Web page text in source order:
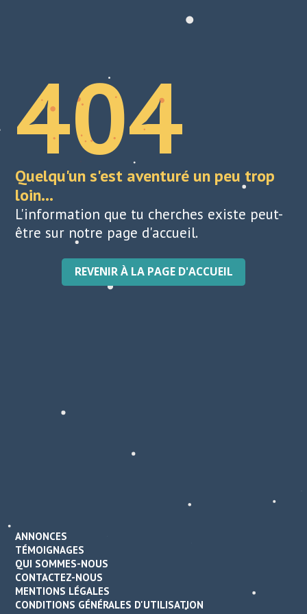
404
Quelqu'un s'est aventuré un peu trop
loin...
L'information que tu cherches existe peut-
être sur notre page d'accueil.
REVENIR À LA PAGE D'ACCUEIL
ANNONCES
TÉMOIGNAGES
QUI SOMMES-NOUS
CONTACTEZ-NOUS
MENTIONS LÉGALES
CONDITIONS GÉNÉRALES D'UTILISATION